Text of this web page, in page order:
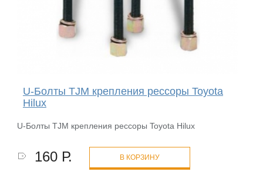
U-Болты TJM крепления рессоры Toyota
Hilux
U-Болты TJM крепления рессоры Toyota Hilux
160 Р. В КОРЗИНУ